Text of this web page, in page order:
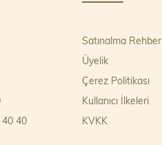
40
Satınalma
Üyelik
Çerez Politikası
Kullanıcı İlkeleri
KVKK